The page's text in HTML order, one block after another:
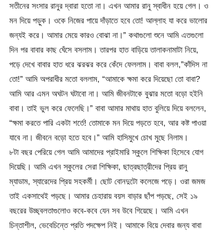
সতীনের সংসার রানুর দ্বারা হতো না। এখন আমার রানু স্বাধীন হয়ে গেল। ও
মন দিয়ে পড়ুক। ওকে নিজের পায়ে দাঁড়াতে হবে তো! আল্লাহ যা করে ভালোর
জন্যই করে। আমার মেয়ে কারও বোঝা না।” কথাগুলো শুনে আমি এতগুলো
দিন পর বাবার কাছ ঘেঁসে বসলাম। তারপর হাত বাড়িয়ে তালাকনামাটা নিয়ে,
পড়ে দেখে বাবার হাত ধরে ঝরঝর করে কেঁদে ফেললাম। বাবা বলল,”কাঁদিস না
তো!” আমি অপরাধীর মতো বললাম, “আমাকে ক্ষমা করে দিয়েছো তো বাবা?
আমি আর এমন অঘটন ঘটাবো না। আমি জীবনটাকে বুঝার মতো বড়ো হইনি
বাবা। তাই ভুল করে ফেলেছি।” বাবা আমার মাথায় হাত বুলিয়ে দিয়ে বললেন,
“ক্ষমা করতে পারি একটা শর্তে! তোমাকে মন দিয়ে পড়তে হবে, আর কষ্ট পাওয়া
যাবে না। জীবনে বড়ো হতে হবে।” আমি হাসিমুখে চোখ মুছে নিলাম।
৮টা বছর পেরিয়ে গেল আমি আমাদের প্রাইমারি স্কুলে শিক্ষিকা হিসেবে যোগ
দিয়েছি। আমি এখন স্কুলের সেরা শিক্ষিকা, ছাত্রছাত্রীদের প্রিয় রানু
ম্যাডাম, স্যারেদের প্রিয় সহকর্মী। ছোট বোনদুটো কলেজে পড়ে। ওরা জমজ
তাই একসাথেই পড়ছে। আমার চেহারায় বয়স বাড়ার ছাঁপ পড়ছে, সেই ১৯
বছরের উচ্ছ্বলতাগুলোও কবে-কবে যেন সব উবে গিয়েছে। আমি এখন
চিন্তাশীল, ভেবেচিন্তে প্রতি পদক্ষেপ নিই। আমাকে বিয়ে দেবার জন্য বাবা